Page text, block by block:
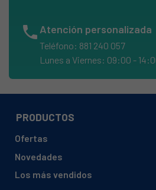
ARISTON, A1435SUK
ARISTON, A1435SUK - 23575 -
ARISTON, A1435UK
ARISTON, A1435UK - 23574 -
ARISTON, A1535UK - 28069 -
phone Atención personalizada
Teléfono: 881 240 057
Lunes a Viernes: 09:00 -
PRODUCTOS
Ofertas
Novedades
Los más vendidos